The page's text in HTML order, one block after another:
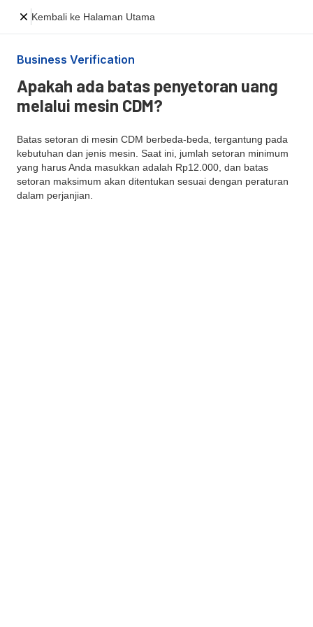
Kembali ke Halaman Utama
Business Verification
Apakah ada batas penyetoran uang
melalui mesin CDM?
Batas setoran di mesin CDM berbeda-beda, tergantung pada
kebutuhan dan jenis mesin. Saat ini, jumlah setoran minimum
yang harus Anda masukkan adalah Rp12.000, dan batas
setoran maksimum akan ditentukan sesuai dengan peraturan
dalam perjanjian.